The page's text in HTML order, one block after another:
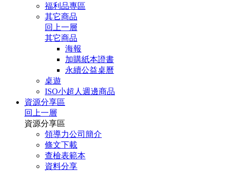
福利品專區
其它商品
回上一層
其它商品
海報
加購紙本證書
永續公益桌曆
桌遊
ISO小超人週邊商品
資源分享區
回上一層
資源分享區
領導力公司簡介
條文下載
查檢表範本
資料分享